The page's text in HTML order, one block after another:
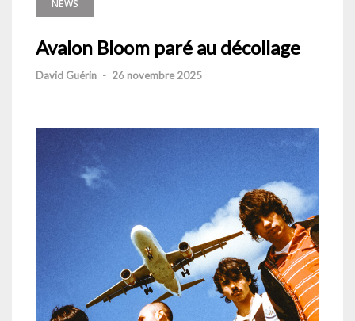
NEWS
Avalon Bloom paré au décollage
David Guérin - 26 novembre 2025